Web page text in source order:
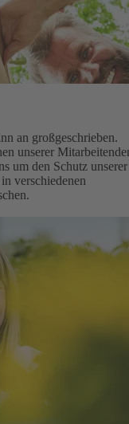
an großgeschrieben.
unserer
um den Schutz unserer
verschiedenen